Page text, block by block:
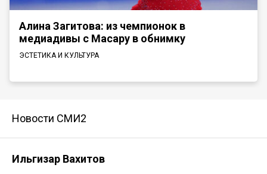
Алина Загитова: из чемпионок в
медиадивы с Масару в обнимку
ЭСТЕТИКА И КУЛЬТУРА
Новости СМИ2
Ильгизар Вахитов